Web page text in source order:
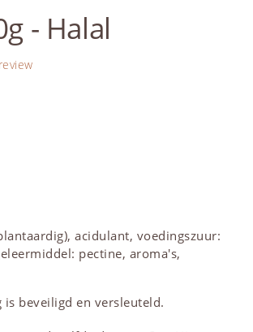
- Halal
acidulant, voedingszuur:
pectine, aroma's,
beveiligd en versleuteld.